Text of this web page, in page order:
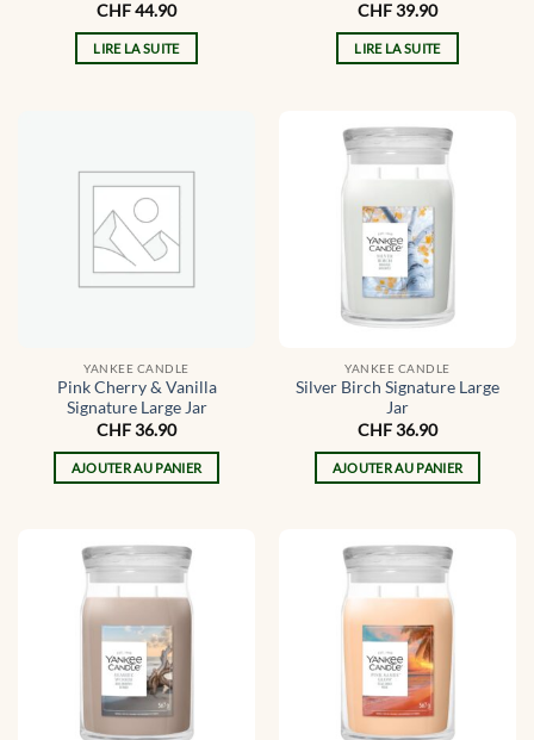
CHF44.90
LIRE LA SUITE
CHF39.90
LIRE LA SUITE
YANKEE CANDLE
Pink Cherry & Vanilla
Signature Large Jar
CHF36.90
AJOUTER AU PANIER
YANKEE CANDLE
Silver Birch Signature Large
Jar
CHF36.90
AJOUTER AU PANIER